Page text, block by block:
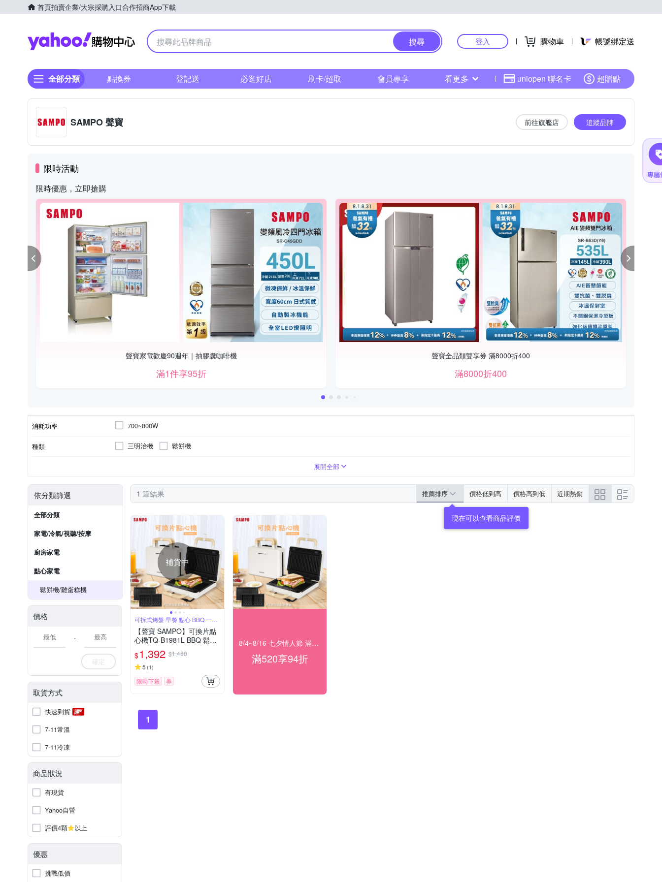
首頁拍賣企業/大宗採購入口合作招商App下載
Yahoo購物中心
搜尋 登入 購物車 帳號綁定送
全部分類 點換券 登記送 必逛好店 刷卡/超取 會員專享 看更多 uniopen 聯名卡 超贈點
SAMPO 聲寶 前往旗艦店 追蹤品牌
限時活動
限時優惠，立即搶購
聲寶家電歡慶90週年｜抽膠囊咖啡機
滿1件享95折
聲寶全品類雙享券 滿8000折400
滿8000折400
消耗功率 700~800W
種類 三明治機 鬆餅機
展開全部
依分類篩選
全部分類
家電/冷氣/視聽/按摩
廚房家電
點心家電
鬆餅機/雞蛋糕機
價格
-
確定
取貨方式
快速到貨
7-11常溫
7-11冷凍
商品狀況
有現貨
Yahoo自營
評價4顆
以上
優惠
挑戰低價
1 筆結果 推薦排序 價格低到高 價格高到低 近期熱銷
現在可以查看商品評價
補貨中
可拆式烤盤 早餐 點心 BBQ 一機
搞定
【聲寶 SAMPO】可換片點
心機TQ-B1981L BBQ 鬆餅
三明治 帕尼尼
$1,392 $1,480
5 (1)
限時下殺 券
8/4~8/16 七夕情人節 滿額94折
滿520享94折
1